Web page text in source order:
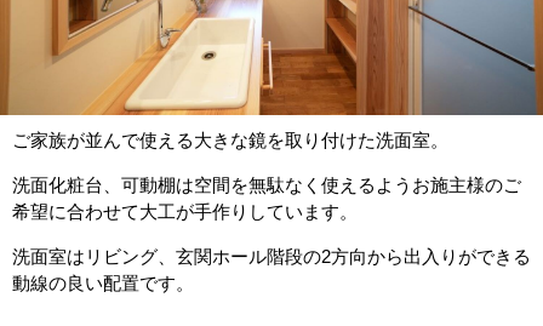
ご家族が並んで使える大きな鏡を取り付けた洗面室。
洗面化粧台、可動棚は空間を無駄なく使えるようお施主様のご
希望に合わせて大工が手作りしています。
洗面室はリビング、玄関ホール階段の2方向から出入りができる
動線の良い配置です。